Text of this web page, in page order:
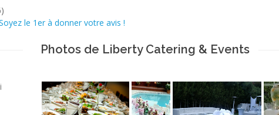
le 1er à donner votre avis !
Photos de Liberty Catering & Events